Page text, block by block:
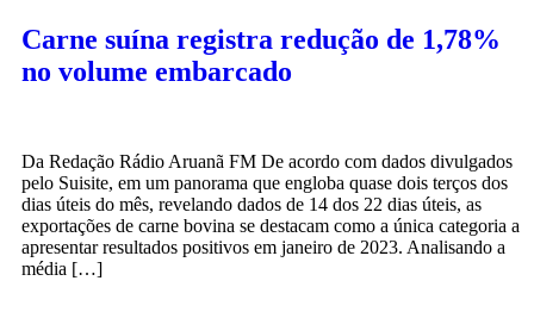
Carne suína registra redução de 1,78%
no volume embarcado
Da Redação Rádio Aruanã FM De acordo com dados divulgados
pelo Suisite, em um panorama que engloba quase dois terços dos
dias úteis do mês, revelando dados de 14 dos 22 dias úteis, as
exportações de carne bovina se destacam como a única categoria a
apresentar resultados positivos em janeiro de 2023. Analisando a
média […]